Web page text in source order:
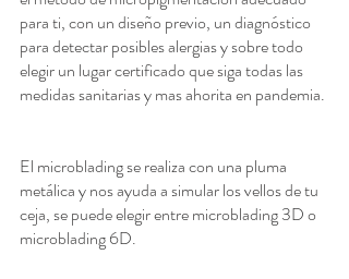
para ti, con un diseño previo, un diagnóstico
para detectar posibles alergias y sobre todo
elegir un lugar certificado que siga todas las
medidas sanitarias y mas ahorita en pandemia.
El microblading se realiza con una pluma
metálica y nos ayuda a simular los vellos de tu
ceja, se puede elegir entre microblading 3D o
microblading 6D.